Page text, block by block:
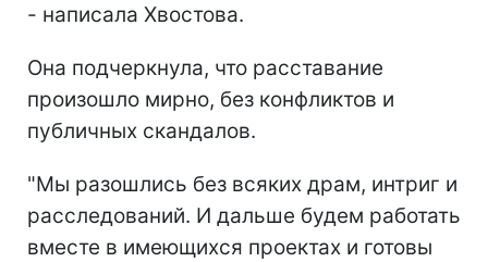
- написала Хвостова.
Она подчеркнула, что расставание
произошло мирно, без конфликтов и
публичных скандалов.
"Мы разошлись без всяких драм, интриг и
расследований. И дальше будем работать
вместе в имеющихся проектах и готовы